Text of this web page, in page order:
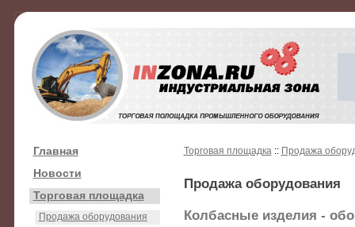
Главная
Новости
Торговая площадка
Продажа оборудования
Торговая площадка:: Продажа
Продажа оборудования
Колбасные изделия -